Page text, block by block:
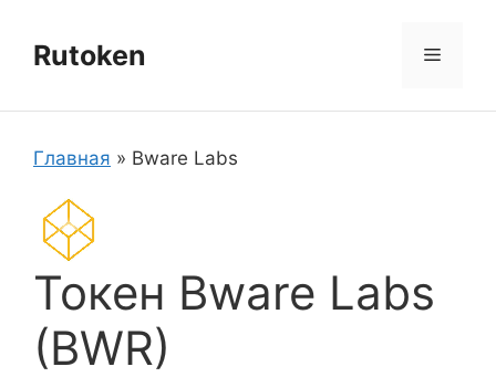
содержимому
Rutoken Меню
Главная » Bware Labs
Токен Bware Labs
(BWR)